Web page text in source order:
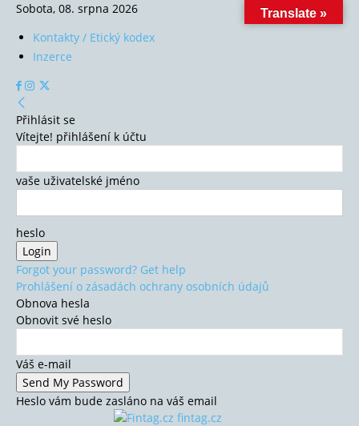
Sobota, 08. srpna 2026
Kontakty / Etický kodex
Inzerce
Přihlásit se
Vítejte! přihlášení k účtu
vaše uživatelské jméno
heslo
Forgot your password? Get help
Prohlášení o zásadách ochrany osobních údajů
Obnova hesla
Obnovit své heslo
Váš e-mail
Heslo vám bude zasláno na váš email
fintag.cz
Translate »